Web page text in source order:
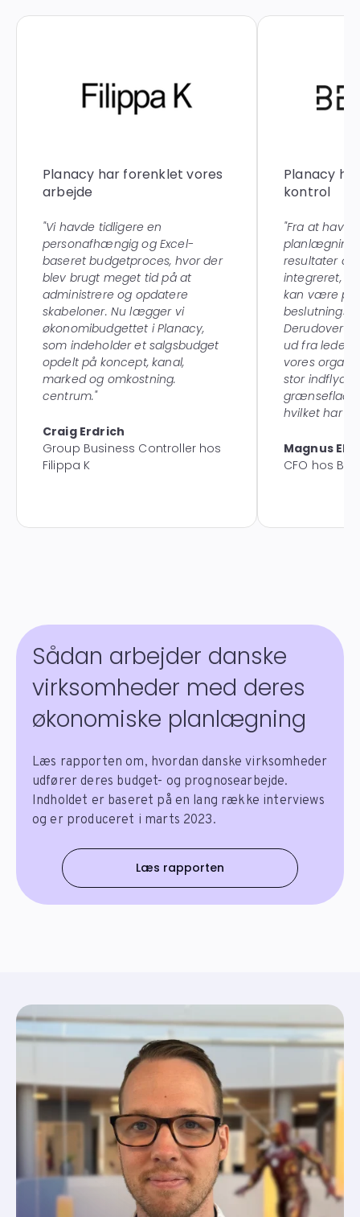
Planacy har forenklet vores
arbejde
"Vi havde tidligere en
personafhængig og Excel-
baseret budgetproces, hvor der
blev brugt meget tid på at
administrere og opdatere
skabeloner. Nu lægger vi
økonomibudgettet i Planacy,
som indeholder et salgsbudget
opdelt på koncept, kanal,
marked og omkostning.
centrum."
Craig Erdrich
Group Business Controller hos
Filippa K
Planacy
kontrol
"Fra at have
resultater og
integreret,
kan være
Derudover
ud fra
vores
stor
hvilket har
Magnus
CFO hos
Sådan arbejder danske
virksomheder med deres
økonomiske planlægning
Læs rapporten om, hvordan danske virksomheder
udfører deres budget- og prognosearbejde.
Indholdet er baseret på en lang række interviews
og er produceret i marts 2023.
Læs rapporten